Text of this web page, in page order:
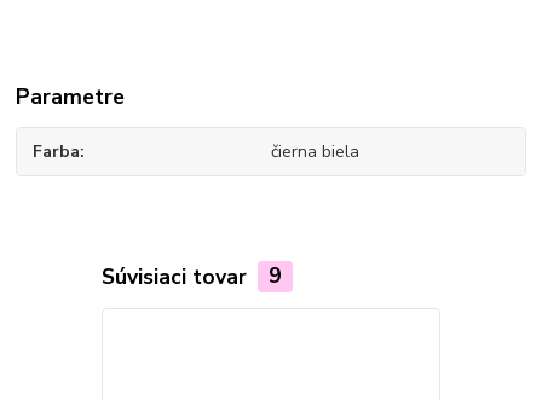
Parametre
Farba čierna biela
Súvisiaci tovar 9